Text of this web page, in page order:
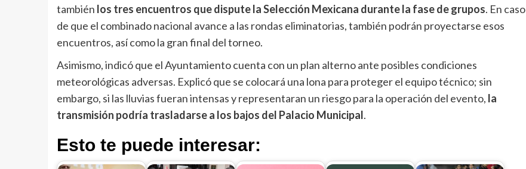
también los tres encuentros que dispute la Selección Mexicana durante la fase de grupos. En caso
de que el combinado nacional avance a las rondas eliminatorias, también podrán proyectarse esos
encuentros, así como la gran final del torneo.
Asimismo, indicó que el Ayuntamiento cuenta con un plan alterno ante posibles condiciones
meteorológicas adversas. Explicó que se colocará una lona para proteger el equipo técnico; sin
embargo, si las lluvias fueran intensas y representaran un riesgo para la operación del evento, la
transmisión podría trasladarse a los bajos del Palacio Municipal.
Esto te puede interesar: